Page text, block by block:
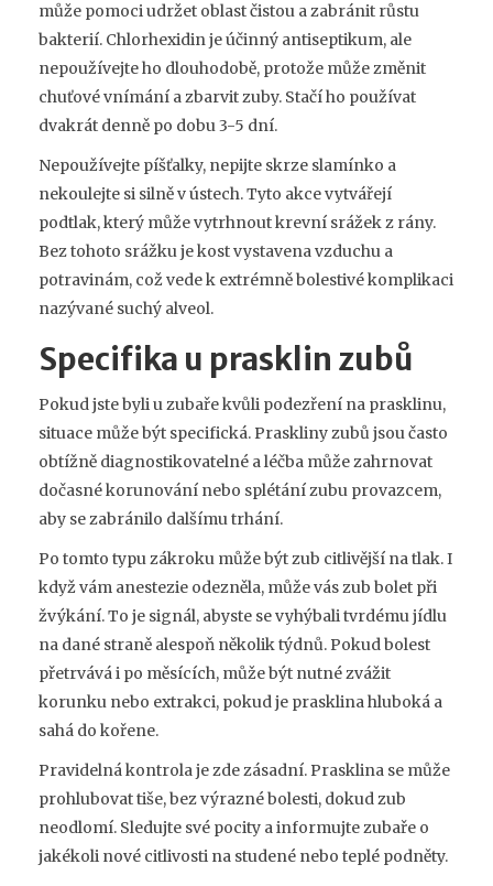
může pomoci udržet oblast čistou a zabránit růstu
bakterií. Chlorhexidin je účinný antiseptikum, ale
nepoužívejte ho dlouhodobě, protože může změnit
chuťové vnímání a zbarvit zuby. Stačí ho používat
dvakrát denně po dobu 3-5 dní.
Nepoužívejte píšťalky, nepijte skrze slamínko a
nekoulejte si silně v ústech. Tyto akce vytvářejí
podtlak, který může vytrhnout krevní srážek z rány.
Bez tohoto srážku je kost vystavena vzduchu a
potravinám, což vede k extrémně bolestivé komplikaci
nazývané suchý alveol.
Specifika u prasklin zubů
Pokud jste byli u zubaře kvůli podezření na prasklinu,
situace může být specifická. Praskliny zubů jsou často
obtížně diagnostikovatelné a léčba může zahrnovat
dočasné korunování nebo splétání zubu provazcem,
aby se zabránilo dalšímu trhání.
Po tomto typu zákroku může být zub citlivější na tlak. I
když vám anestezie odezněla, může vás zub bolet při
žvýkání. To je signál, abyste se vyhýbali tvrdému jídlu
na dané straně alespoň několik týdnů. Pokud bolest
přetrvává i po měsících, může být nutné zvážit
korunku nebo extrakci, pokud je prasklina hluboká a
sahá do kořene.
Pravidelná kontrola je zde zásadní. Prasklina se může
prohlubovat tiše, bez výrazné bolesti, dokud zub
neodlomí. Sledujte své pocity a informujte zubaře o
jakékoli nové citlivosti na studené nebo teplé podněty.